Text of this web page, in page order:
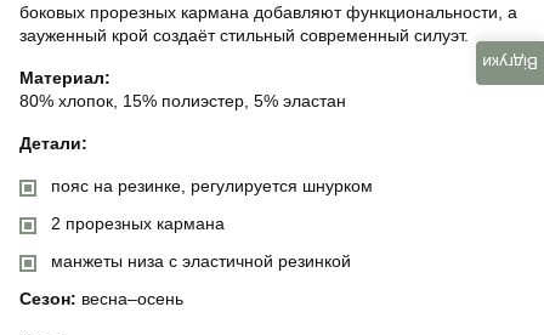
боковых прорезных кармана добавляют функциональности, а
зауженный крой создаёт стильный современный силуэт.
Материал:
80% хлопок, 15% полиэстер, 5% эластан
Детали:
пояс на резинке, регулируется шнурком
2 прорезных кармана
манжеты низа с эластичной резинкой
Сезон: весна–осень
Відгуки